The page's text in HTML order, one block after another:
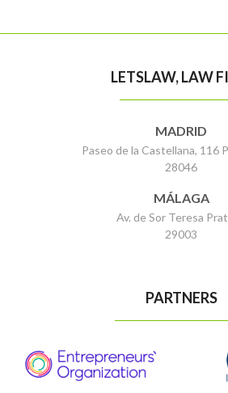
LETSLAW, LAW
MADRID
Paseo de la Castellana, 116
28046
MÁLAGA
Av. de Sor Teresa
29003
PARTNERS